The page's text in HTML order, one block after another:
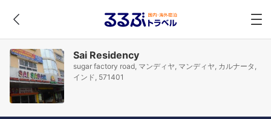
Sai Residency
sugar factory road, マンディヤ, マンディヤ, カルナータ,
インド, 571401